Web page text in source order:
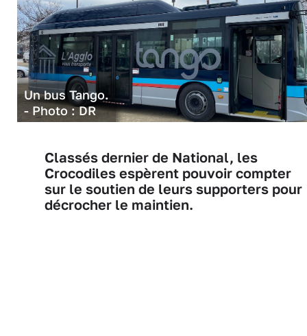
Un bus Tango.
- Photo : DR
Classés dernier de National, les
Crocodiles espèrent pouvoir compter
sur le soutien de leurs supporters pour
décrocher le maintien.